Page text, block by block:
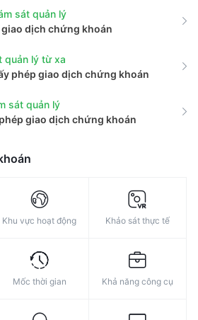
sát quản lý
giao dịch chứng khoán
quản lý từ xa
phép giao dịch chứng khoán
sát quản lý
giao dịch chứng khoán
Khu vực hoạt động Khảo sát thực tế
Mốc thời gian Khả năng công cụ